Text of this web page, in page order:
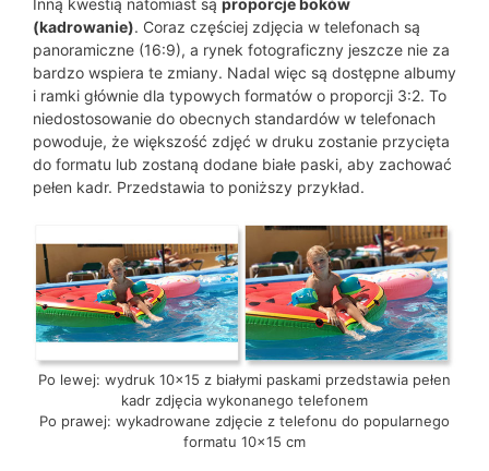
Inną kwestią natomiast są proporcje boków
(kadrowanie). Coraz częściej zdjęcia w telefonach są
panoramiczne (16:9), a rynek fotograficzny jeszcze nie za
bardzo wspiera te zmiany. Nadal więc są dostępne albumy
i ramki głównie dla typowych formatów o proporcji 3:2. To
niedostosowanie do obecnych standardów w telefonach
powoduje, że większość zdjęć w druku zostanie przycięta
do formatu lub zostaną dodane białe paski, aby zachować
pełen kadr. Przedstawia to poniższy przykład.
Po lewej: wydruk 10×15 z białymi paskami przedstawia pełen
kadr zdjęcia wykonanego telefonem
Po prawej: wykadrowane zdjęcie z telefonu do popularnego
formatu 10×15 cm